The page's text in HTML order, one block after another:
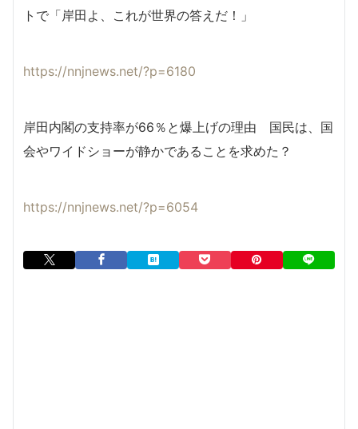
トで「岸田よ、これが世界の答えだ！」
https://nnjnews.net/?p=6180
岸田内閣の支持率が66％と爆上げの理由 国民は、国
会やワイドショーが静かであることを求めた？
https://nnjnews.net/?p=6054